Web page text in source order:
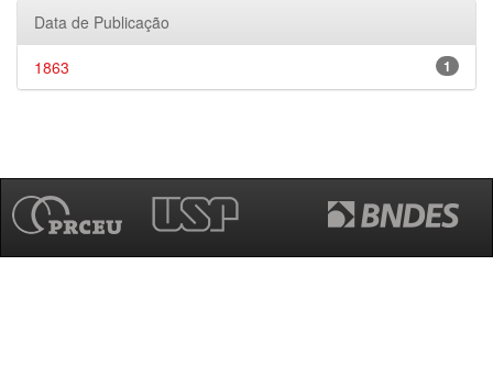
Data de Publicação
1
1863